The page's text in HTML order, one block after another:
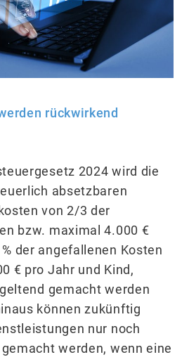
rückwirkend
2024 wird die
absetzbaren
von 2/3 der
bzw. maximal 4.000 €
der angefallenen Kosten
€ pro Jahr und Kind,
gemacht werden
können zukünftig
nur noch
werden, wenn eine